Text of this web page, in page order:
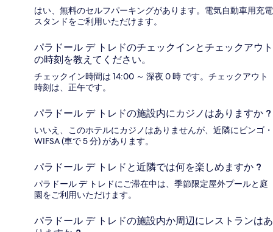
はい、無料のセルフパーキングがあります。電気自動車用充電
スタンドをご利用いただけます。
パラドール デ トレドのチェックインとチェックアウト
の時刻を教えてください。
チェックイン時間は 14:00 ～ 深夜 0 時 です。チェックアウト
時刻は、正午です。
パラドール デ トレドの施設内にカジノはありますか ?
いいえ、このホテルにカジノはありませんが、近隣にビンゴ・
WIFSA (車で 5 分) があります。
パラドール デ トレドと近隣では何を楽しめますか ?
パラドール デ トレドにご滞在中は、季節限定屋外プールと庭
園をご利用いただけます。
パラドール デ トレドの施設内か周辺にレストランはあ